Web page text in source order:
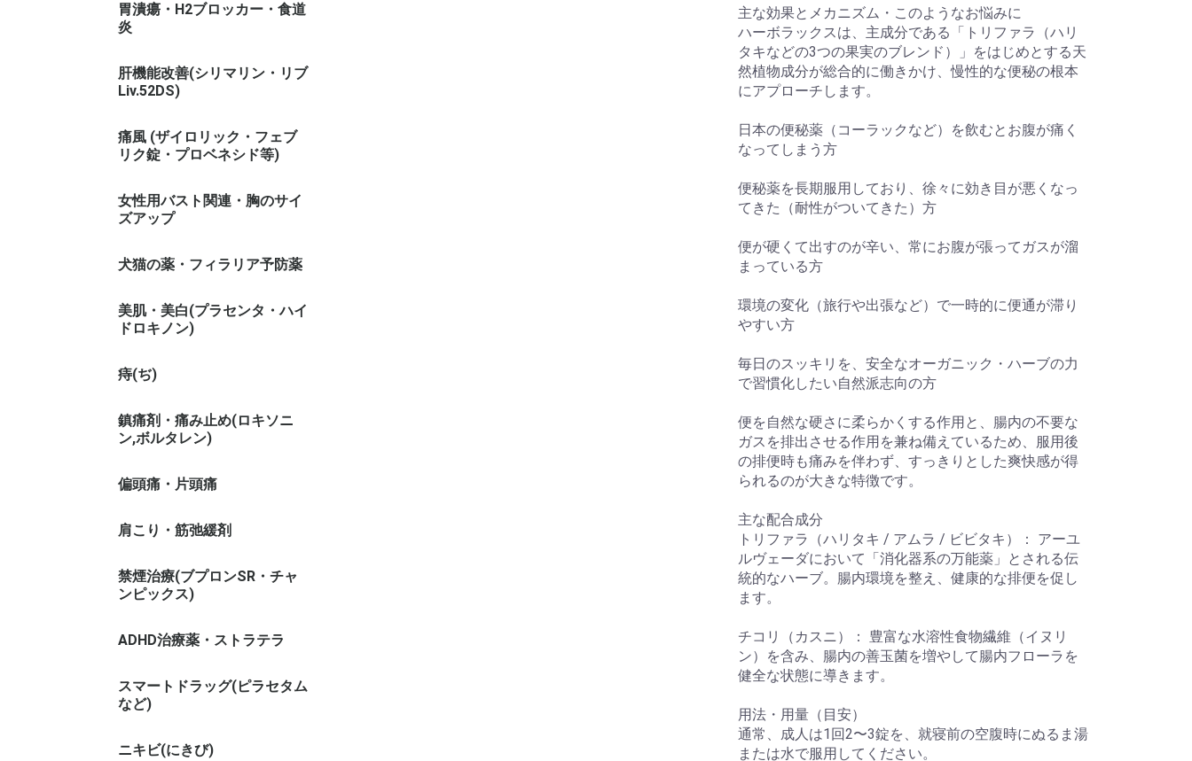
胃潰瘍・H2ブロッカー・食道
炎
肝機能改善(シリマリン・リブ
Liv.52DS)
痛風 (ザイロリック・フェブ
リク錠・プロベネシド等)
女性用バスト関連・胸のサイ
ズアップ
犬猫の薬・フィラリア予防薬
美肌・美白(プラセンタ・ハイ
ドロキノン)
痔(ぢ)
鎮痛剤・痛み止め(ロキソニ
ン,ボルタレン)
偏頭痛・片頭痛
肩こり・筋弛緩剤
禁煙治療(ブプロンSR・チャ
ンピックス)
ADHD治療薬・ストラテラ
スマートドラッグ(ピラセタム
など)
ニキビ(にきび)
主な効果とメカニズム・このようなお悩みに
ハーボラックスは、主成分である「トリファラ（ハリ
タキなどの3つの果実のブレンド）」をはじめとする天
然植物成分が総合的に働きかけ、慢性的な便秘の根本
にアプローチします。
日本の便秘薬（コーラックなど）を飲むとお腹が痛く
なってしまう方
便秘薬を長期服用しており、徐々に効き目が悪くなっ
てきた（耐性がついてきた）方
便が硬くて出すのが辛い、常にお腹が張ってガスが溜
まっている方
環境の変化（旅行や出張など）で一時的に便通が滞り
やすい方
毎日のスッキリを、安全なオーガニック・ハーブの力
で習慣化したい自然派志向の方
便を自然な硬さに柔らかくする作用と、腸内の不要な
ガスを排出させる作用を兼ね備えているため、服用後
の排便時も痛みを伴わず、すっきりとした爽快感が得
られるのが大きな特徴です。
主な配合成分
トリファラ（ハリタキ / アムラ / ビビタキ）： アーユ
ルヴェーダにおいて「消化器系の万能薬」とされる伝
統的なハーブ。腸内環境を整え、健康的な排便を促し
ます。
チコリ（カスニ）： 豊富な水溶性食物繊維（イヌリ
ン）を含み、腸内の善玉菌を増やして腸内フローラを
健全な状態に導きます。
用法・用量（目安）
通常、成人は1回2〜3錠を、就寝前の空腹時にぬるま湯
または水で服用してください。